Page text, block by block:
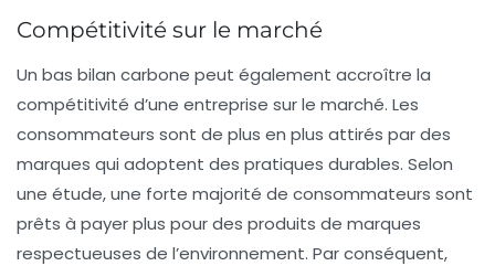
Compétitivité sur le marché
Un bas bilan carbone peut également accroître la
compétitivité d’une entreprise sur le marché. Les
consommateurs sont de plus en plus attirés par des
marques qui adoptent des pratiques durables. Selon
une étude, une forte majorité de consommateurs sont
prêts à payer plus pour des produits de marques
respectueuses de l’environnement. Par conséquent,